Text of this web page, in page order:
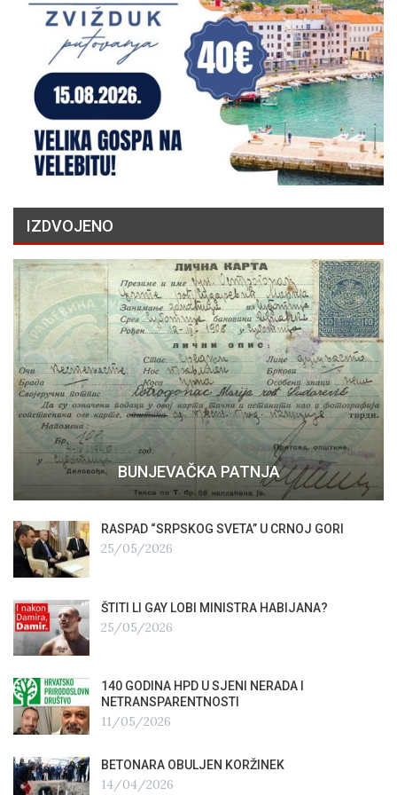
IZDVOJENO
BUNJEVAČKA PATNJA
RASPAD “SRPSKOG SVETA” U CRNOJ GORI
25/05/2026
ŠTITI LI GAY LOBI MINISTRA HABIJANA?
25/05/2026
140 GODINA HPD U SJENI NERADA I
NETRANSPARENTNOSTI
11/05/2026
BETONARA OBULJEN KORŽINEK
14/04/2026